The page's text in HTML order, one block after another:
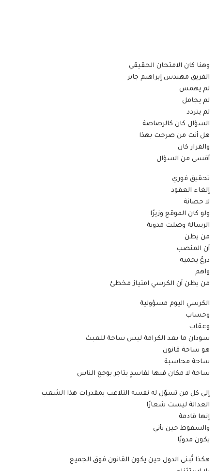
وهنا كان الامتحان الحقيقي
الفريق مهندس إبراهيم جابر
لم يهمس
لم يجامل
لم يتردد
السؤال كان كالرصاصة
هل أنت من صرحت بهذا
والقرار كان
أقسى من السؤال
تحقيق فوري
إلغاء العقود
لا حصانة
ولو كان الموقع وزيرًا
الرسالة وصلت مدوية
من يظن
أن المنصب
درعٌ يحميه
واهم
من يظن أن الكرسي امتياز مخطئ
الكرسي اليوم مسؤولية
وحساب
وعقاب
سودان ما بعد الكرامة ليس ساحة للعبث
هو ساحة قانون
ساحة محاسبة
ساحة لا مكان فيها لفاسدٍ يتاجر بوجع الناس
إلى كل من تسوّل له نفسه التلاعب بمقدرات هذا الشعب
العدالة ليست شعارًا
إنها قادمة
والسقوط حين يأتي
يكون مدويًا
هكذا تُبنى الدول حين يكون القانون فوق الجميع